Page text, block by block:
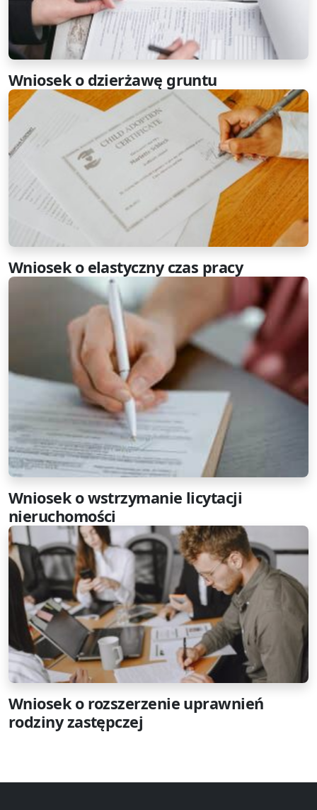
Wniosek o dzierżawę gruntu
Wniosek o elastyczny czas pracy
Wniosek o wstrzymanie licytacji
nieruchomości
Wniosek o rozszerzenie uprawnień
rodziny zastępczej